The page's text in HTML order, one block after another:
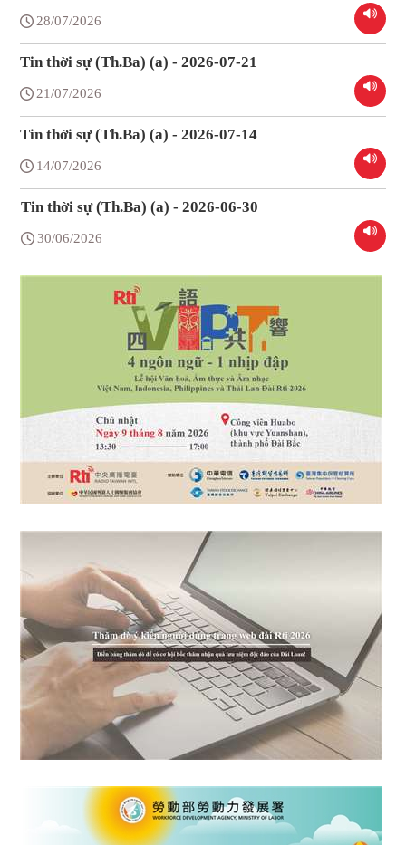
28/07/2026
Tin thời sự (Th.Ba) (a) - 2026-07-21
21/07/2026
Tin thời sự (Th.Ba) (a) - 2026-07-14
14/07/2026
Tin thời sự (Th.Ba) (a) - 2026-06-30
30/06/2026